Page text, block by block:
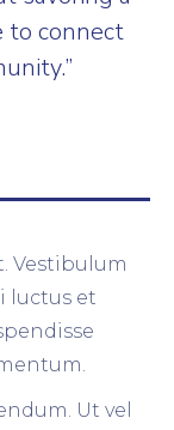
to connect
Vestibulum
luctus et
Ut vel